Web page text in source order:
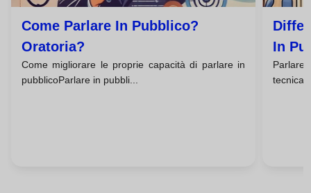
Come Parlare In Pubblico?
Oratoria?
Come migliorare le proprie capacità di parlare in
pubblicoParlare in pubbli...
In
tecnica